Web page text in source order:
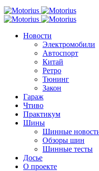
Новости
Электромобили
Автоспорт
Китай
Ретро
Тюнинг
Закон
Гараж
Чтиво
Практикум
Шины
Шинные
Обзоры шин
Шинные тесты
Досье
О проекте